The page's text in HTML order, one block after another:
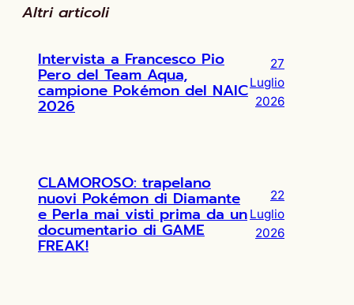
Altri articoli
Intervista a Francesco Pio
Pero del Team Aqua,
campione Pokémon del NAIC
2026
27
Luglio
2026
CLAMOROSO: trapelano
nuovi Pokémon di Diamante
e Perla mai visti prima da un
documentario di GAME
FREAK!
22
Luglio
2026